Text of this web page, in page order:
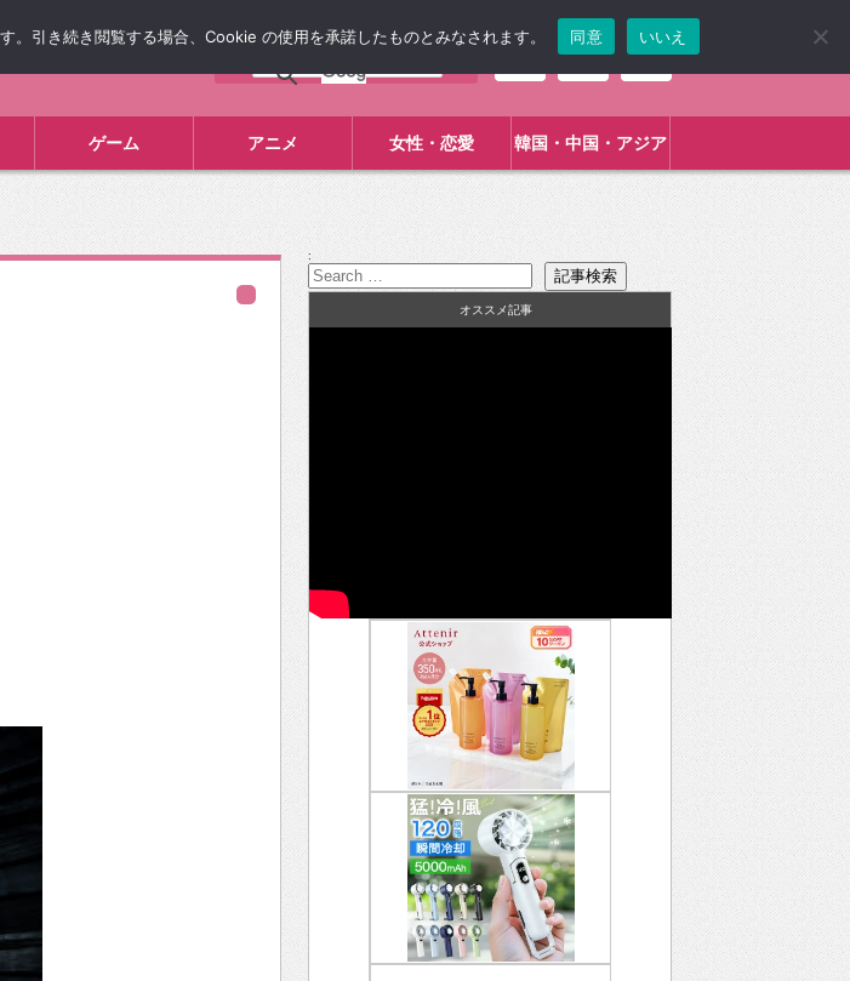
ゲーム アニメ 女性・恋愛 韓国・中国・アジア
:
オススメ記事
引き続き閲覧する場合、Cookie の使用を承諾したものとみなされます。 同意 いいえ